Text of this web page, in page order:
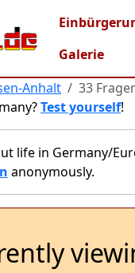
Main
Galerie
Anhalt
33
Test yourself!
life in Germany/
anonymously.